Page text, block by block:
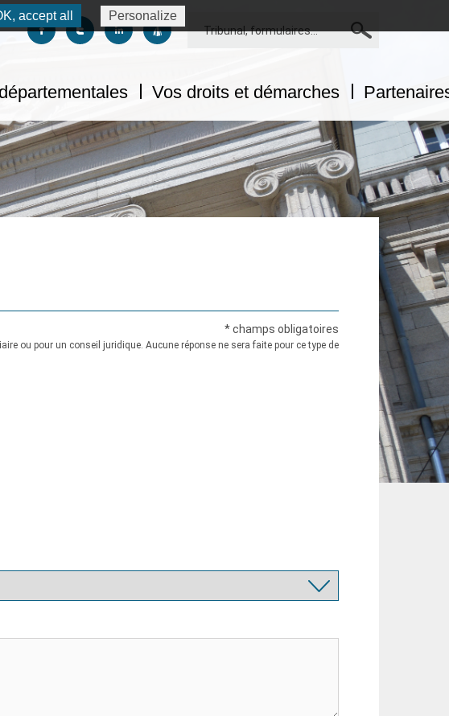
Suivez-nous sur facebook
Suivez-nous sur twitter
Suivez-nous sur linkedin
Suivez-nous sur dailymotion
Vos droits et démarches
* champs obligatoires
ou pour un conseil juridique. Aucune réponse ne sera faite pour ce type de
accept all Personalize